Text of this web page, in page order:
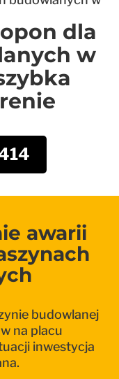
dla
w
awarii
budowlanej
na placu
inwestycja